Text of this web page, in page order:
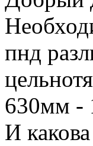
пнд
630мм -
И